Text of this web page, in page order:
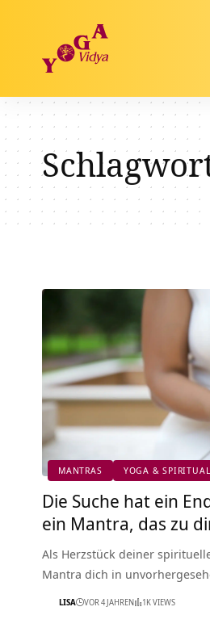
MANTRAS YOGA &
Die Suche hat ein
ein Mantra, das zu
Als Herzstück deiner
Mantra dich in
LISA VOR 4 JAHREN 1K VIEWS